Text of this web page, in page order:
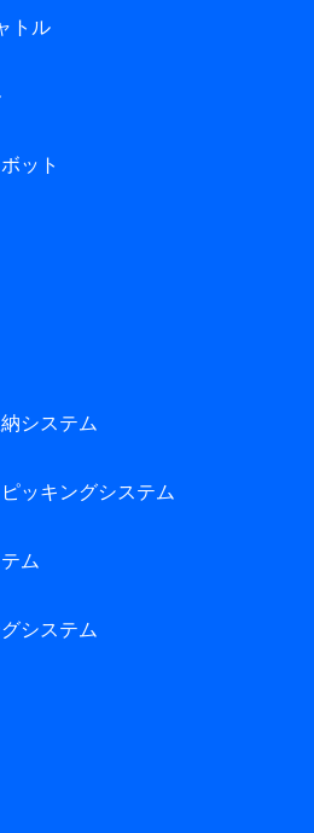
トル
ット
システム
ッキングシステム
ム
システム